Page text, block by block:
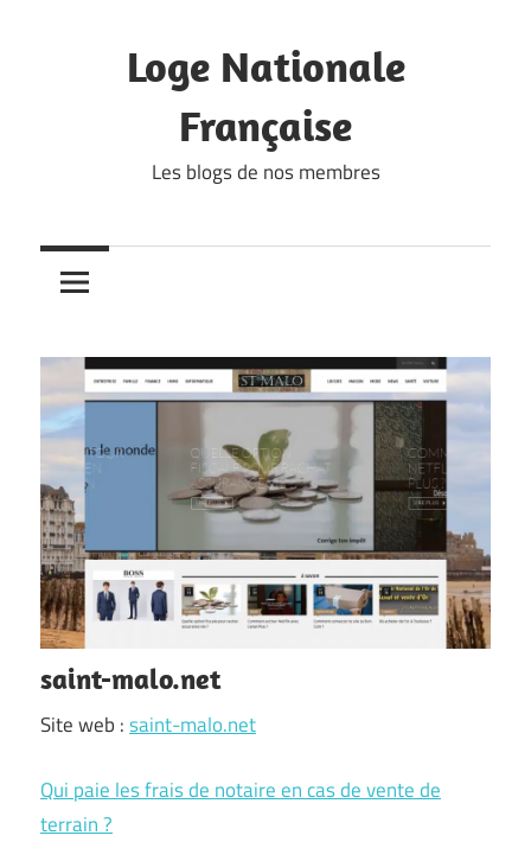
Loge Nationale
Française
Les blogs de nos membres
saint-malo.net
Site web :saint-malo.net
Qui paie les frais de notaire en cas de vente de
terrain ?